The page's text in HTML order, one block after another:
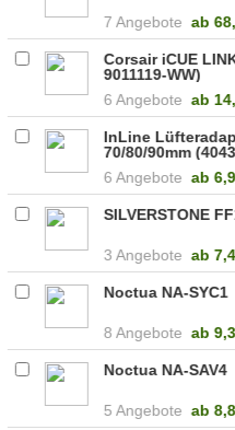
7 Angebote ab
Corsair iCUE
9011119-WW)
6 Angebote ab
InLine
70/80/90mm
6 Angebote ab
SILVERSTONE
3 Angebote ab
Noctua NA-SYC1
8 Angebote ab
Noctua NA-SAV4
5 Angebote ab